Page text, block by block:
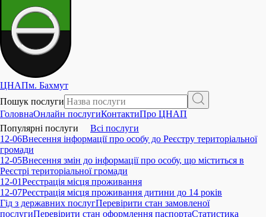
ЦНАПм. Бахмут
Пошук послуги
ГоловнаОнлайн послугиКонтактиПро ЦНАП
Популярні послуги
Всі послуги
12-06Внесення інформації про особу до Реєстру територіальної
громади
12-05Внесення змін до інформації про особу, що міститься в
Реєстрі територіальної громади
12-01Реєстрація місця проживання
12-07Реєстрація місця проживання дитини до 14 років
Гід з державних послугПеревірити стан замовленої
послугиПеревірити стан оформлення паспортаСтатистика